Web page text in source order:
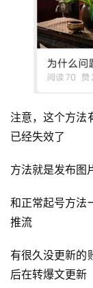
快
讯
开
案
例
避
坑
注意，这个方法
已经失效了
方法就是发布图
和正常起号方法
推流
有很久没更新的
后在转爆文更新